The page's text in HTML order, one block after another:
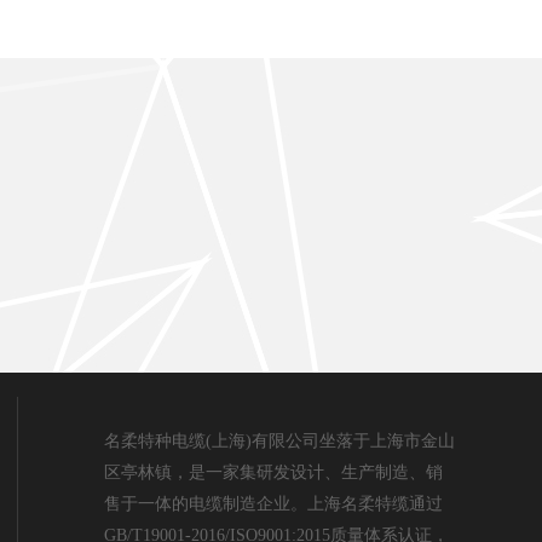
名柔特种电缆(上海)有限公司坐落于上海市金山
区亭林镇，是一家集研发设计、生产制造、销
售于一体的电缆制造企业。上海名柔特缆通过
GB/T19001-2016/ISO9001:2015质量体系认证，